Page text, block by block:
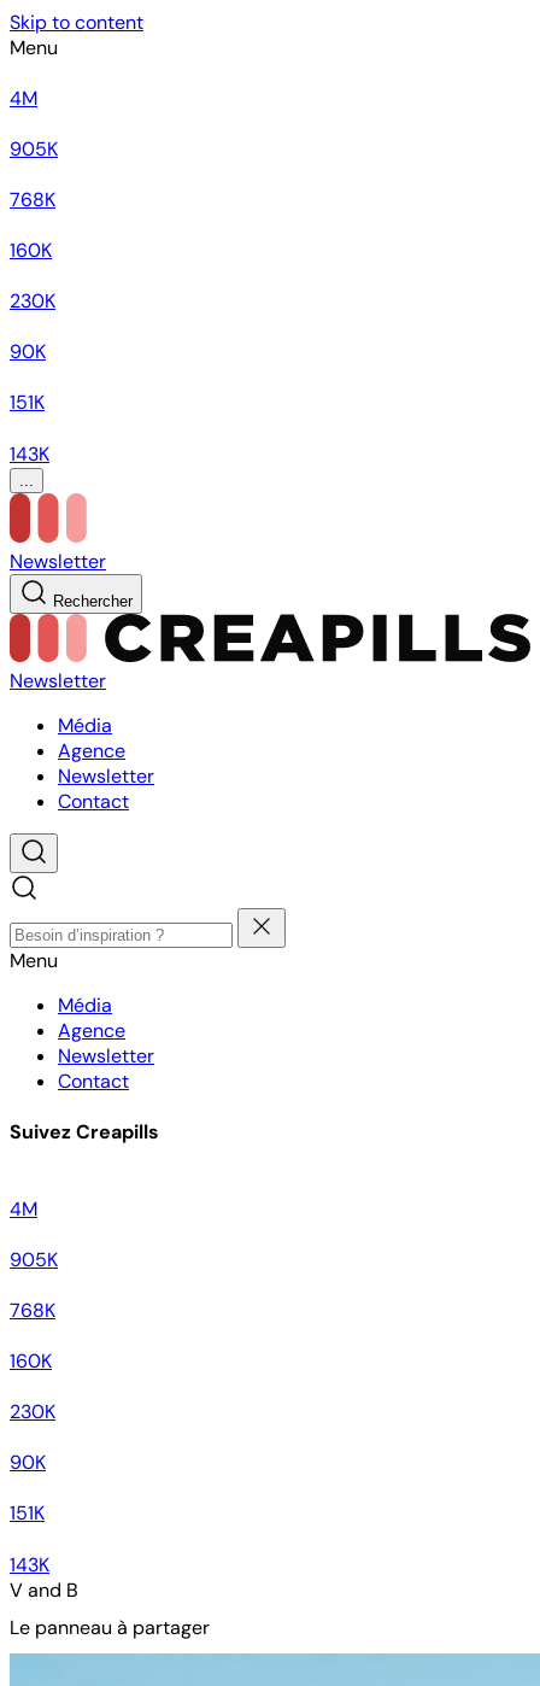
Skip to content
Menu
4M
905K
768K
160K
230K
90K
151K
143K
...
Newsletter
Rechercher
Newsletter
Média
Agence
Newsletter
Contact
Menu
Média
Agence
Newsletter
Contact
Suivez Creapills
4M
905K
768K
160K
230K
90K
151K
143K
V and B
Le panneau à partager